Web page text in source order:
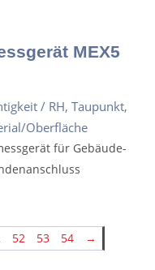
MEX5
/ RH, Taupunkt,
Oberfläche
für Gebäude-
52 53 54 →